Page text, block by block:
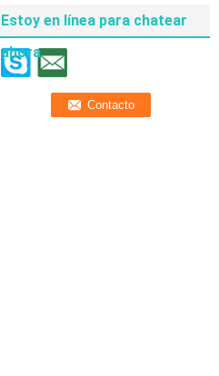
Estoy en línea para chatear
ahora